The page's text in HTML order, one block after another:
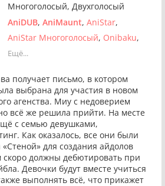
Многоголосый Двухголосый
AniDUB AniMaunt AniStar
AniStar Многоголосый Onibaku
Ещё...
получает письмо, в котором
выбрана для участия в новом
агенства. Миу с недоверием
всё же решила прийти. На месте
с семью девушками,
Как оказалось, все они были
для создания айдолов
скоро должны дебютировать при
Девочки будут вместе учиться
выполнять всё, что прикажет